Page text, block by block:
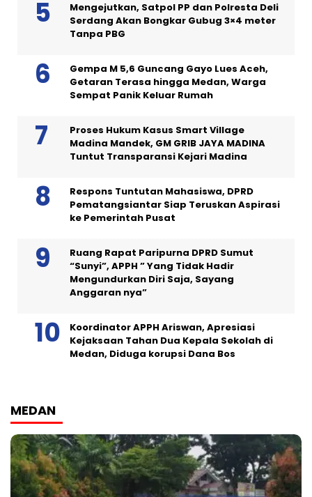
Mengejutkan, Satpol PP dan Polresta Deli
Serdang Akan Bongkar Gubug 3×4 meter
Tanpa PBG
Gempa M 5,6 Guncang Gayo Lues Aceh,
Getaran Terasa hingga Medan, Warga
Sempat Panik Keluar Rumah
Proses Hukum Kasus Smart Village
Madina Mandek, GM GRIB JAYA MADINA
Tuntut Transparansi Kejari Madina
Respons Tuntutan Mahasiswa, DPRD
Pematangsiantar Siap Teruskan Aspirasi
ke Pemerintah Pusat
Ruang Rapat Paripurna DPRD Sumut
“Sunyi”, APPH ” Yang Tidak Hadir
Mengundurkan Diri Saja, Sayang
Anggaran nya”
Koordinator APPH Ariswan, Apresiasi
Kejaksaan Tahan Dua Kepala Sekolah di
Medan, Diduga korupsi Dana Bos
MEDAN